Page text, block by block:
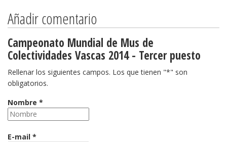
Añadir comentario
Campeonato Mundial de Mus de
Colectividades Vascas 2014 - Tercer puesto
Rellenar los siguientes campos. Los que tienen "*" son
obligatorios.
Nombre *
E-mail *